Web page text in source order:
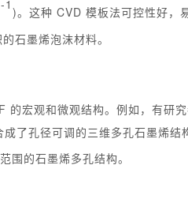
-1
)。这种 CVD 模板法可控性好，
石墨烯泡沫材料。
宏观和微观结构。例如，有
了孔径可调的三维多孔石墨烯结
的石墨烯多孔结构。